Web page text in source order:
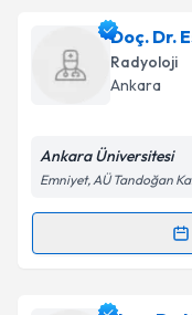
Dr. Cüneyt
oluşturun. Size
takvim
Kişisel
Metni'ni
Doç. Dr.
Radyoloji
Ankara
Ankara Üniversitesi
Emniyet, AÜ Tandoğan
Randevu